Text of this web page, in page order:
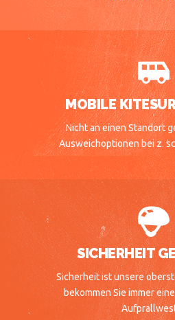
MOBILE
Nicht an einen Standort
Ausweichoptionen bei z.
SICHERHEIT
Sicherheit ist unsere
bekommen Sie immer